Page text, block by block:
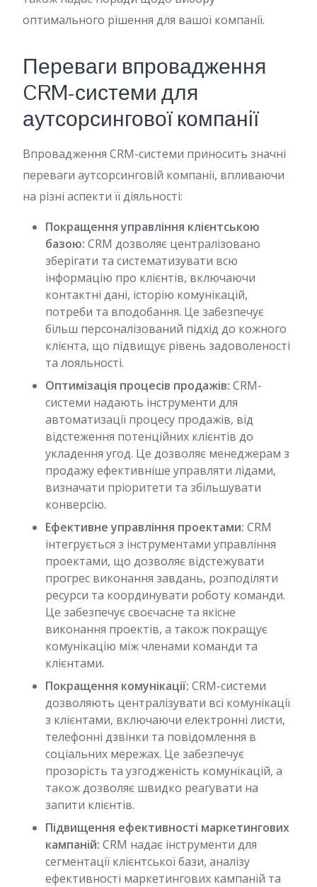
оптимального рішення для вашої компанії.
Переваги впровадження
CRM-системи для
аутсорсингової компанії
Впровадження CRM-системи приносить значні
переваги аутсорсинговій компанії, впливаючи
на різні аспекти її діяльності:
Покращення управління клієнтською
базою: CRM дозволяє централізовано
зберігати та систематизувати всю
інформацію про клієнтів, включаючи
контактні дані, історію комунікацій,
потреби та вподобання. Це забезпечує
більш персоналізований підхід до кожного
клієнта, що підвищує рівень задоволеності
та лояльності.
Оптимізація процесів продажів: CRM-
системи надають інструменти для
автоматизації процесу продажів, від
відстеження потенційних клієнтів до
укладення угод. Це дозволяє менеджерам з
продажу ефективніше управляти лідами,
визначати пріоритети та збільшувати
конверсію.
Ефективне управління проектами: CRM
інтегрується з інструментами управління
проектами, що дозволяє відстежувати
прогрес виконання завдань, розподіляти
ресурси та координувати роботу команди.
Це забезпечує своєчасне та якісне
виконання проектів, а також покращує
комунікацію між членами команди та
клієнтами.
Покращення комунікації: CRM-системи
дозволяють централізувати всі комунікації
з клієнтами, включаючи електронні листи,
телефонні дзвінки та повідомлення в
соціальних мережах. Це забезпечує
прозорість та узгодженість комунікацій, а
також дозволяє швидко реагувати на
запити клієнтів.
Підвищення ефективності маркетингових
кампаній: CRM надає інструменти для
сегментації клієнтської бази, аналізу
ефективності маркетингових кампаній та